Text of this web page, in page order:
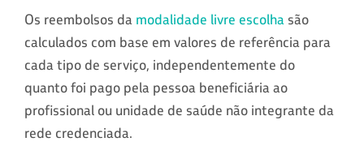
Os reembolsos da modalidade livre escolha são
calculados com base em valores de referência para
cada tipo de serviço, independentemente do
quanto foi pago pela pessoa beneficiária ao
profissional ou unidade de saúde não integrante da
rede credenciada.